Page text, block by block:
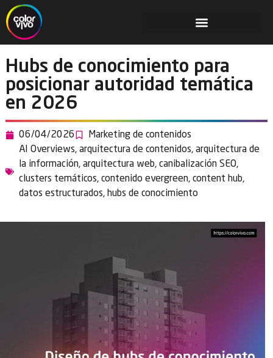
Hubs de conocimiento para
posicionar autoridad temática
en 2026
06/04/2026
Marketing de contenidos
AI Overviews, arquitectura de contenidos, arquitectura de
la información, arquitectura web, canibalización SEO,
clusters temáticos, contenido evergreen, content hub,
datos estructurados, hubs de conocimiento